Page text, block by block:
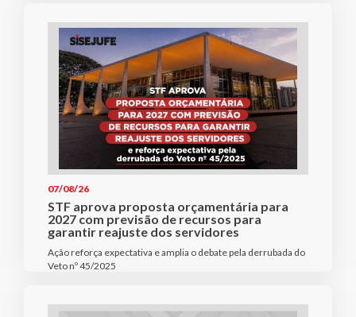
07/08/26
STF aprova proposta orçamentária para
2027 com previsão de recursos para
garantir reajuste dos servidores
Ação reforça expectativa e amplia o debate pela derrubada do
Veto nº 45/2025